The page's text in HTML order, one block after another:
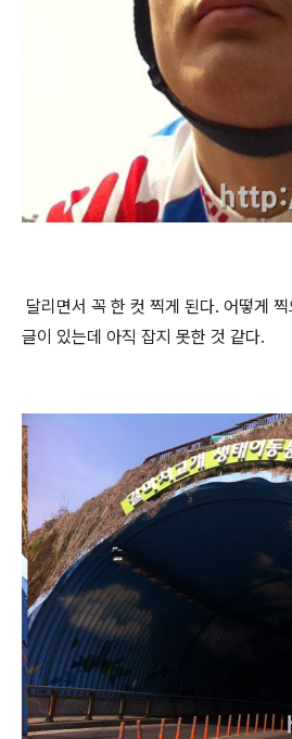
달리면서 꼭 한 컷 찍게 된다. 어떻게
글이 있는데 아직 잡지 못한 것 같다.